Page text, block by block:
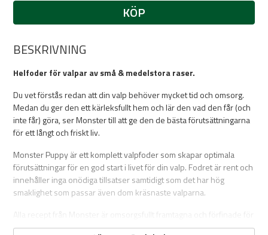
KÖP
BESKRIVNING
Helfoder för valpar av små & medelstora raser.
Du vet förstås redan att din valp behöver mycket tid och omsorg.
Medan du ger den ett kärleksfullt hem och lär den vad den får (och
inte får) göra, ser Monster till att ge den de bästa förutsättningarna
för ett långt och friskt liv.
Monster Puppy är ett komplett valpfoder som skapar optimala
förutsättningar för en god start i livet för din valp. Fodret är rent och
innehåller inga onödiga tillsatser samtidigt som det har hög
smaklighet som passar även dom kräsnaste valparna.
att leverera högsta kvalitet. Varje liten ingrediens är viktig, noggrant